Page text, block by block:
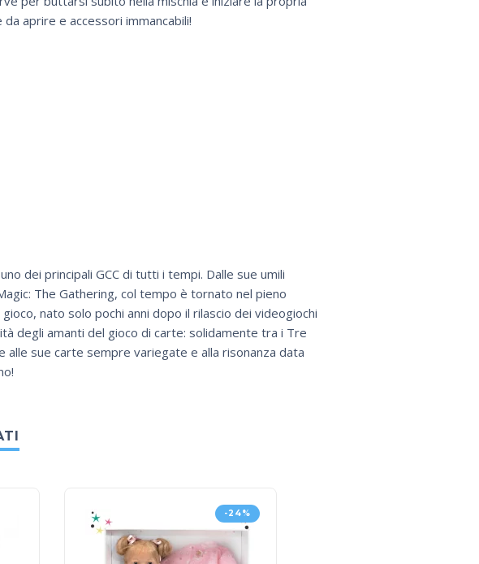
aprire e accessori immancabili!
dei principali GCC di tutti i tempi. Dalle sue umili
The Gathering, col tempo è tornato nel pieno
nato solo pochi anni dopo il rilascio dei videogiochi
degli amanti del gioco di carte: solidamente tra i Tre
alle sue carte sempre variegate e alla risonanza data
-24%